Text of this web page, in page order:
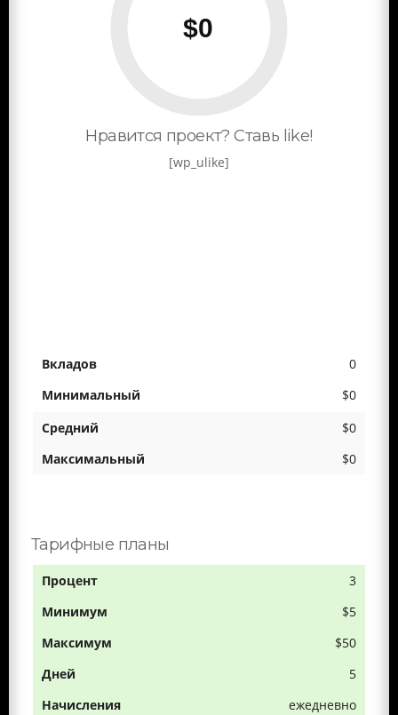
Нравится проект? Ставь like!
[wp_ulike]
0
$0
$0
$0
Тарифные планы
3
$5
$50
5
ежедневно